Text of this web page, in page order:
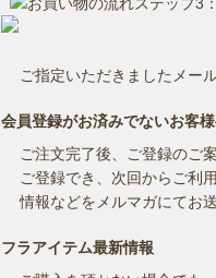
ご指定いただきましたメー
会員登録がお済みでないお客
ご注文完了後、ご登録のご
ご登録でき、次回からご利
情報などをメルマガにてお
フラアイテム最新情報